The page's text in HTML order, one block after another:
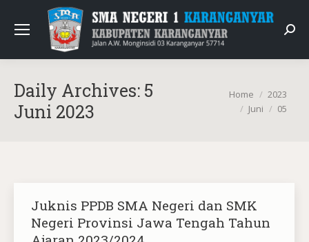
Daily Archives: 5
Juni 2023
You are here:
Home
2023
Juni
05
Juknis PPDB SMA Negeri dan SMK
Negeri Provinsi Jawa Tengah Tahun